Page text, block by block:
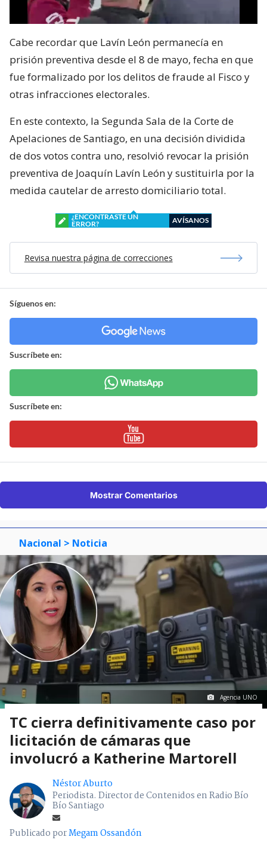
Cabe recordar que Lavín León permanecía en
prisión preventiva desde el 8 de mayo, fecha en que
fue formalizado por los delitos de fraude al Fisco y
otras infracciones electorales.
En este contexto, la Segunda Sala de la Corte de
Apelaciones de Santiago, en una decisión dividida
de dos votos contra uno, resolvió revocar la prisión
preventiva de Joaquín Lavín León y sustituirla por la
medida cautelar de arresto domiciliario total.
¿ENCONTRASTE UN
ERROR?
AVÍSANOS
Revisa nuestra página de correcciones
Síguenos en:
Suscríbete en:
Suscríbete en:
Mostrar Comentarios
Nacional > Noticia
Agencia UNO
TC cierra definitivamente caso por
licitación de cámaras que
involucró a Katherine Martorell
Néstor Aburto
Periodista. Director de Contenidos en Radio Bío
Bío Santiago
Publicado porMegam Ossandón